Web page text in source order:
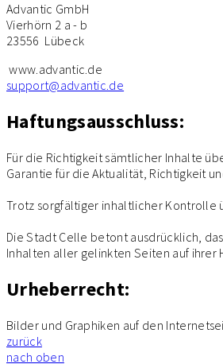
Advantic GmbH
Vierhörn 2 a - b
23556 Lübeck
www.advantic.de
support@advantic.de
Haftungsausschluss:
Für die Richtigkeit sämtlicher Inhalte
Garantie für die Aktualität, Richtigkeit
Trotz sorgfältiger inhaltlicher Kontrolle
Die Stadt Celle betont ausdrücklich,
Inhalten aller gelinkten Seiten auf ihrer
Urheberrecht:
Bilder und Graphiken auf den
zurück
nach oben